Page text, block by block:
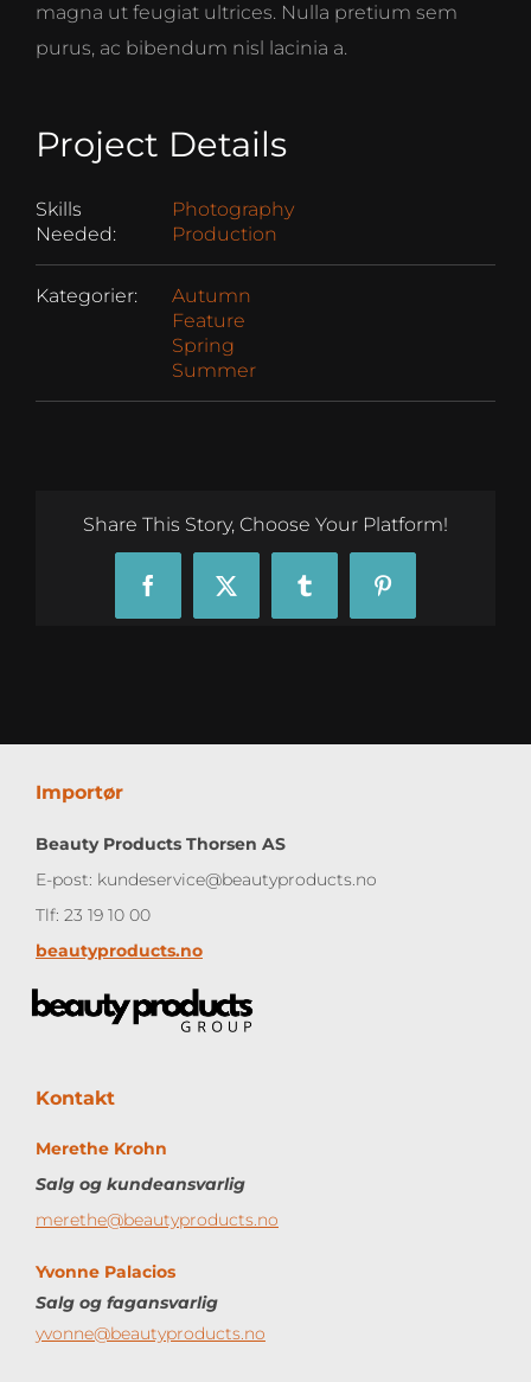
magna ut feugiat ultrices. Nulla pretium sem
purus, ac bibendum nisl lacinia a.
Project Details
Skills
Needed:
Photography
Production
Kategorier:
Autumn
Feature
Spring
Summer
Share This Story, Choose Your Platform!
FacebookX Tumblr Pinterest
Importør
Beauty Products Thorsen AS
E-post: kundeservice@beautyproducts.no
Tlf: 23 19 10 00
beautyproducts.no
Kontakt
Merethe Krohn
Salg og kundeansvarlig
merethe@beautyproducts.no
Yvonne Palacios
Salg og fagansvarlig
yvonne@beautyproducts.no